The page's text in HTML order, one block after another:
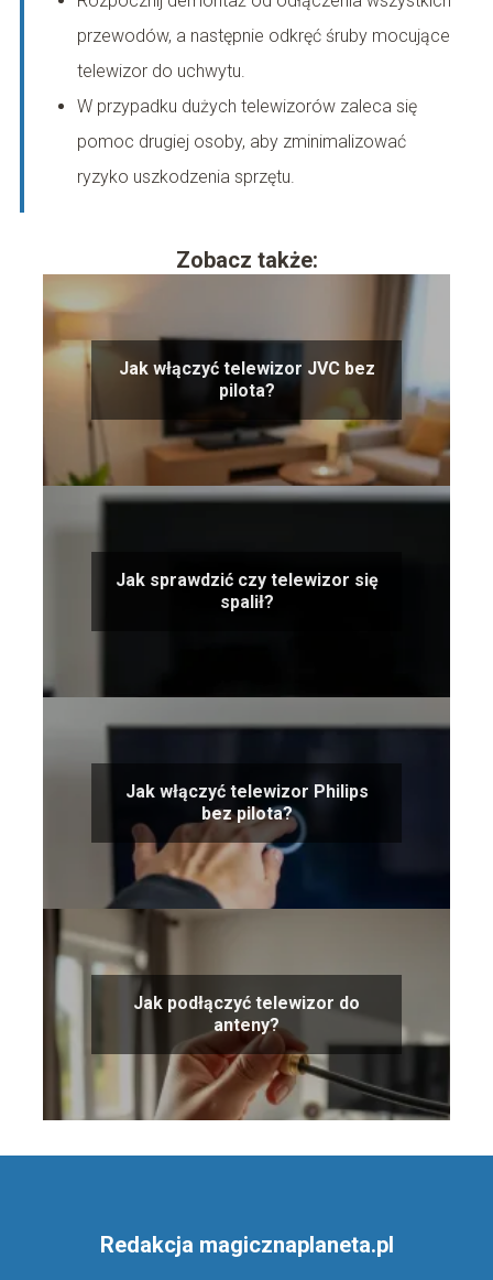
przewodów, a następnie odkręć śruby mocujące
telewizor do uchwytu.
W przypadku dużych telewizorów zaleca się
pomoc drugiej osoby, aby zminimalizować
ryzyko uszkodzenia sprzętu.
Zobacz także:
Jak włączyć telewizor JVC bez
pilota?
Jak sprawdzić czy telewizor się
spalił?
Jak włączyć telewizor Philips
bez pilota?
Jak podłączyć telewizor do
anteny?
Redakcja magicznaplaneta.pl